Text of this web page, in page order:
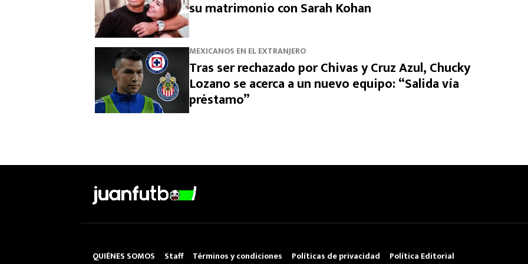
su matrimonio con Sarah Kohan
MEXICANOS EN EL EXTRANJERO
Tras ser rechazado por Chivas y Cruz Azul, Chucky
Lozano se acerca a un nuevo equipo: “Salida vía
préstamo”
QUIÉNES SOMOS Staff Términos y condiciones Políticas de privacidad Política Editorial